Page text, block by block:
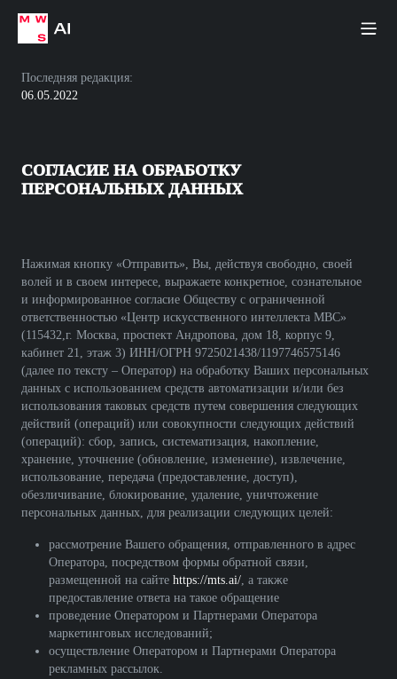
Последняя редакция:
06.05.2022
СОГЛАСИЕ НА ОБРАБОТКУ
ПЕРСОНАЛЬНЫХ ДАННЫХ
Нажимая кнопку «Отправить», Вы, действуя свободно, своей
волей и в своем интересе, выражаете конкретное, сознательное
и информированное согласие Обществу с ограниченной
ответственностью «Центр искусственного интеллекта МВС»
(115432,г. Москва, проспект Андропова, дом 18, корпус 9,
кабинет 21, этаж 3) ИНН/ОГРН 9725021438/1197746575146
(далее по тексту – Оператор) на обработку Ваших персональных
данных с использованием средств автоматизации и/или без
использования таковых средств путем совершения следующих
действий (операций) или совокупности следующих действий
(операций): сбор, запись, систематизация, накопление,
хранение, уточнение (обновление, изменение), извлечение,
использование, передача (предоставление, доступ),
обезличивание, блокирование, удаление, уничтожение
персональных данных, для реализации следующих целей:
рассмотрение Вашего обращения, отправленного в адрес
Оператора, посредством формы обратной связи,
размещенной на сайте https://mts.ai/, а также
предоставление ответа на такое обращение
проведение Оператором и Партнерами Оператора
маркетинговых исследований;
осуществление Оператором и Партнерами Оператора
рекламных рассылок.